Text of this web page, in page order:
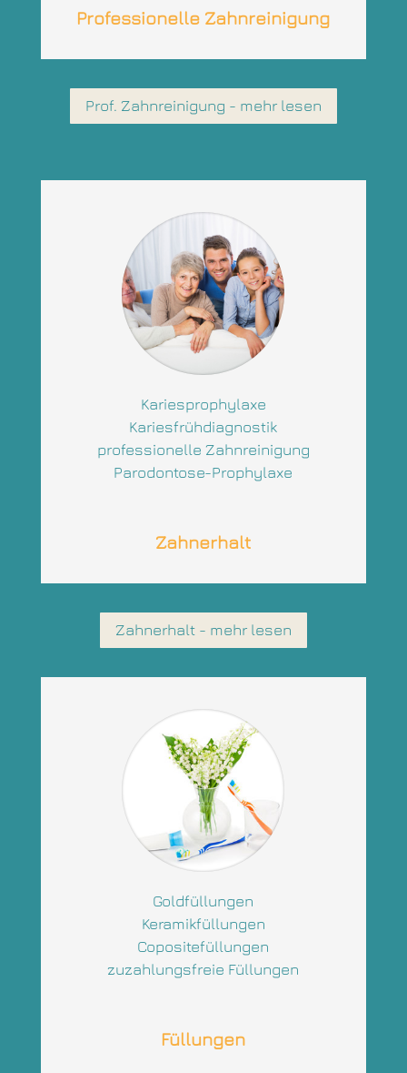
Professionelle Zahnreinigung
Prof. Zahnreinigung - mehr lesen
Kariesprophylaxe
Kariesfrühdiagnostik
professionelle Zahnreinigung
Parodontose-Prophylaxe
Zahnerhalt
Zahnerhalt - mehr lesen
Goldfüllungen
Keramikfüllungen
Copositefüllungen
zuzahlungsfreie Füllungen
Füllungen